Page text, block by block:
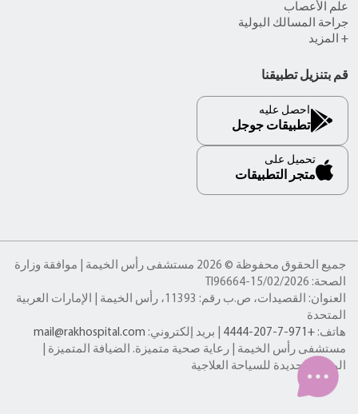
علم الأعصاب
جراحة المسالك البولية
+ المزيد
قم بتنزيل تطبيقنا
احصل عليه
تطبيقات جوجل
تحميل على
متجر التطبيقات
جميع الحقوق محفوظة © 2026 مستشفى رأس الخيمة | موافقة وزارة
الصحة: TI96664-15/02/2026
العنوان: القصيدات، ص.ب رقم: 11393، رأس الخيمة | الإمارات العربية
المتحدة
هاتف: +971-7-207-4444 | بريد إلكتروني: mail@rakhospital.com
مستشفى رأس الخيمة | رعاية صحية متميزة. الضيافة المتميزة |
الوجهة الجديدة للسياحة العلاجية